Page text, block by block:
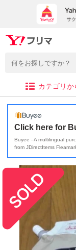
カテゴリか
Click here for
Buyee - A multilingual
from JDirectItems